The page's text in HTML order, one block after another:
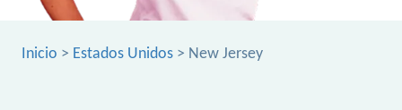
Inicio > Estados Unidos > New Jersey